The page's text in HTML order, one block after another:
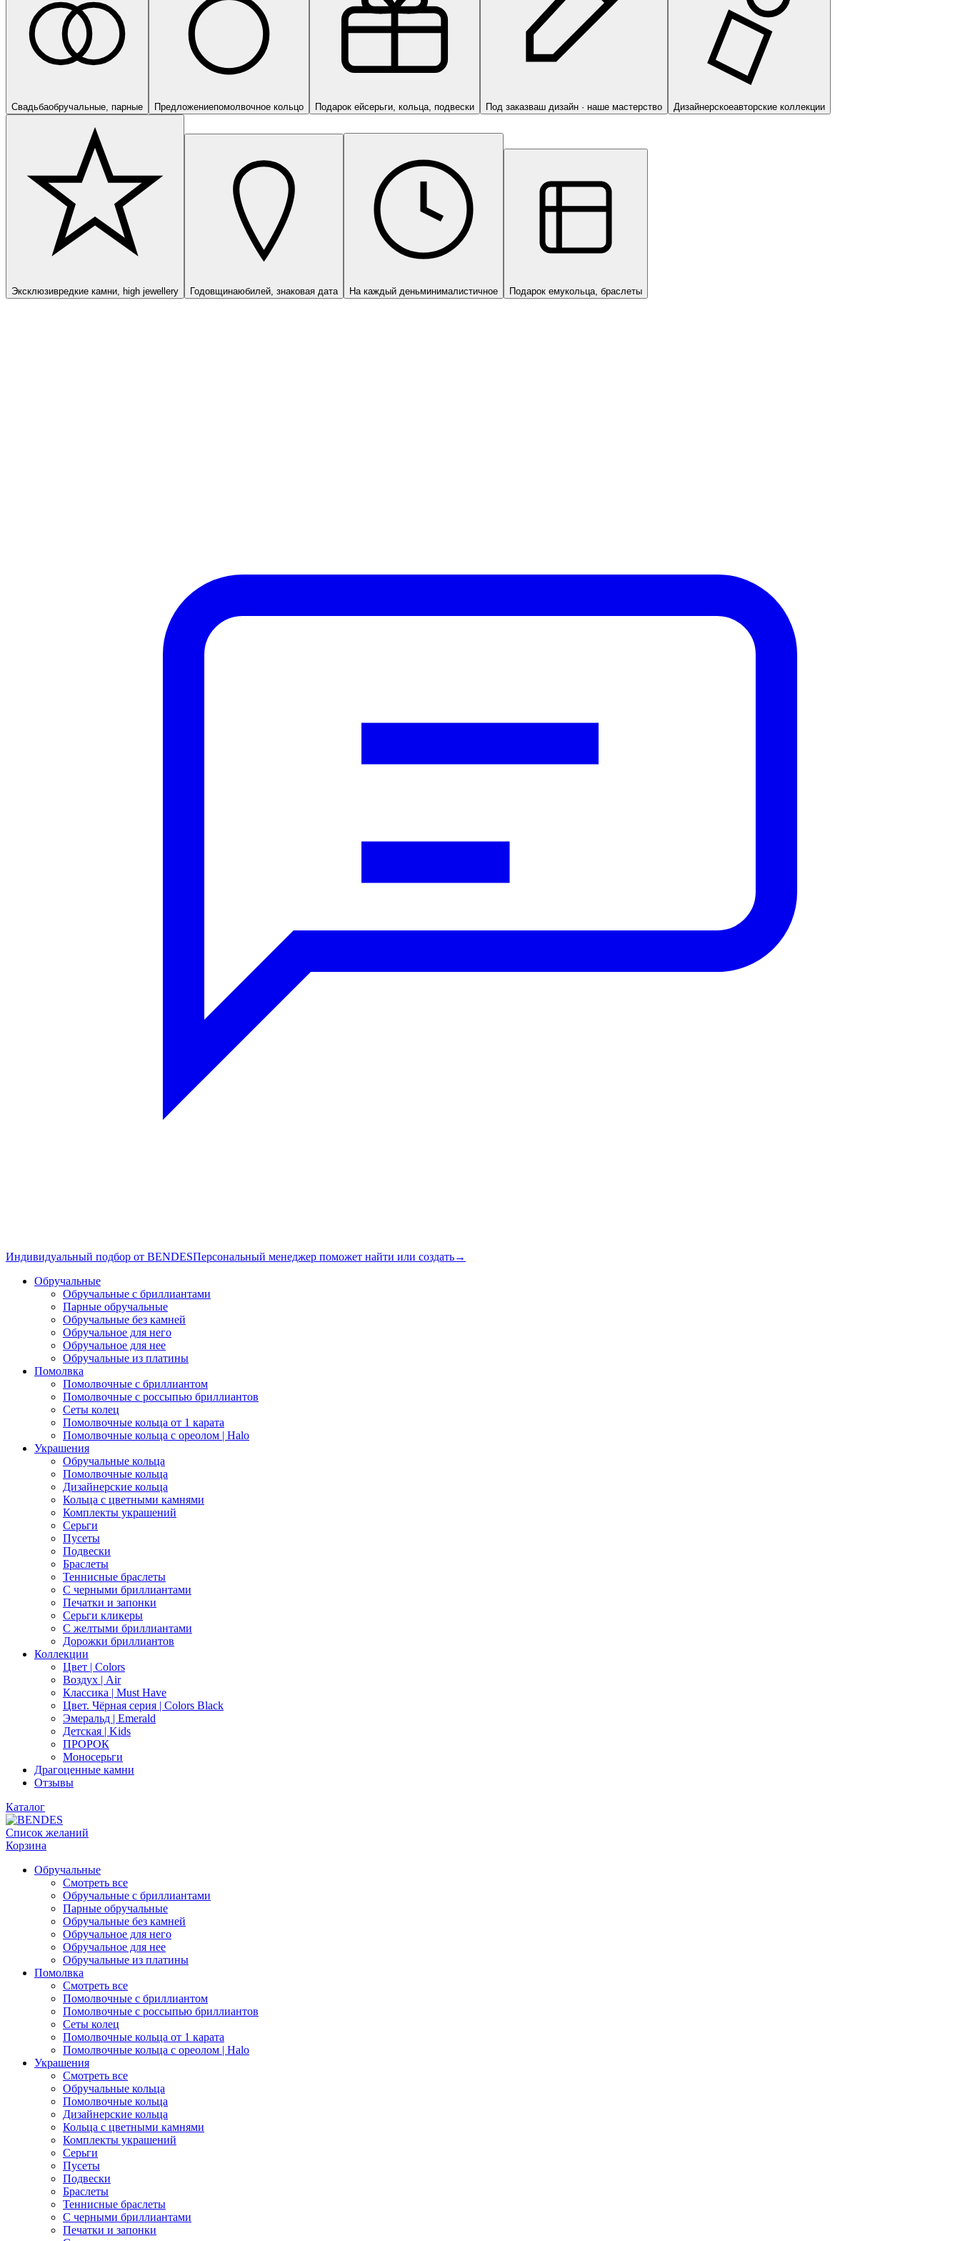
Свадьбаобручальные, парные Предложениепомолвочное кольцо Подарок ейсерьги, кольца, подвески Под заказваш дизайн · наше мастерство Дизайнерскоеавторские коллекции
Эксклюзивредкие камни, high jewellery Годовщинаюбилей, знаковая дата На каждый деньминималистичное Подарок емукольца, браслеты
Индивидуальный подбор от BENDESПерсональный менеджер поможет найти или создать→
Обручальные
Обручальные с бриллиантами
Парные обручальные
Обручальные без камней
Обручальное для него
Обручальное для нее
Обручальные из платины
Помолвка
Помолвочные с бриллиантом
Помолвочные с россыпью бриллиантов
Сеты колец
Помолвочные кольца от 1 карата
Помолвочные кольца с ореолом | Halo
Украшения
Обручальные кольца
Помолвочные кольца
Дизайнерские кольца
Кольца с цветными камнями
Комплекты украшений
Серьги
Пусеты
Подвески
Браслеты
Теннисные браслеты
C черными бриллиантами
Печатки и запонки
Серьги кликеры
С желтыми бриллиантами
Дорожки бриллиантов
Коллекции
Цвет | Colors
Воздух | Air
Классика | Must Have
Цвет. Чёрная серия | Colors Black
Эмеральд | Emerald
Детская | Kids
ПРОРОК
Моносерьги
Драгоценные камни
Отзывы
Каталог
Список желаний
Корзина
Обручальные
Смотреть все
Обручальные с бриллиантами
Парные обручальные
Обручальные без камней
Обручальное для него
Обручальное для нее
Обручальные из платины
Помолвка
Смотреть все
Помолвочные с бриллиантом
Помолвочные с россыпью бриллиантов
Сеты колец
Помолвочные кольца от 1 карата
Помолвочные кольца с ореолом | Halo
Украшения
Смотреть все
Обручальные кольца
Помолвочные кольца
Дизайнерские кольца
Кольца с цветными камнями
Комплекты украшений
Серьги
Пусеты
Подвески
Браслеты
Теннисные браслеты
C черными бриллиантами
Печатки и запонки